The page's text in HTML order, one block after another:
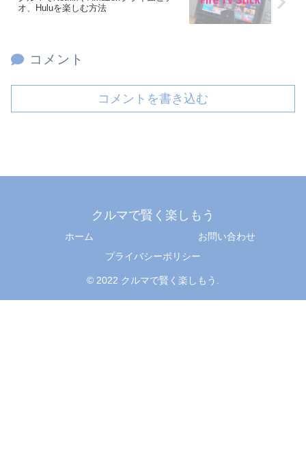
オ、Huluを楽しむ方法
コメント
コメントを書き込む
クルマで賢く楽しもう
ホーム
お問い合わせ
プライバシーポリシー
© 2022 クルマで賢く楽しもう.